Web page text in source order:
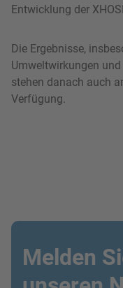
Entwicklung der
Die Ergebnisse,
Umweltwirkungen
stehen danach auch
Verfügung.
Melden